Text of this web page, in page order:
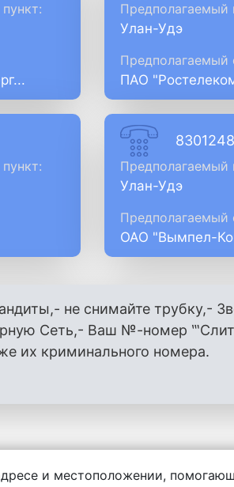
Предполагаемый
Улан-Удэ
Предполагаемый
ПАО
Предполагаемый
Улан-Удэ
Предполагаемый
ОАО "Вымпел-
не снимайте трубку,-
Сеть,- Ваш №-номер
их криминального номера.
любой другой информации,
и местоположении,